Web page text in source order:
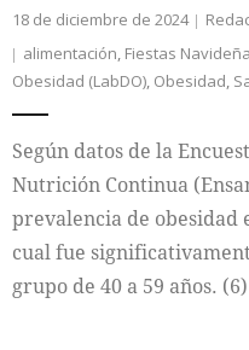
18 de diciembre de 2024
alimentación Fiestas
Obesidad (LabDO) Obesidad
Según datos de la
Nutrición Continua
prevalencia de obesidad
cual fue
grupo de 40 a 59 años. (6)